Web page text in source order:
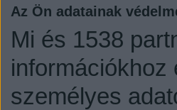
Az Ön adatainak
Mi és 1538
információkhoz
személyes